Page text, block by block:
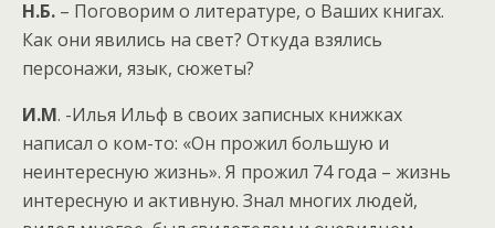
Н.Б. – Поговорим о литературе, о Ваших книгах.
Как они явились на свет? Откуда взялись
персонажи, язык, сюжеты?
И.М. -Илья Ильф в своих записных книжках
написал о ком-то: «Он прожил большую и
неинтересную жизнь». Я прожил 74 года – жизнь
интересную и активную. Знал многих людей,